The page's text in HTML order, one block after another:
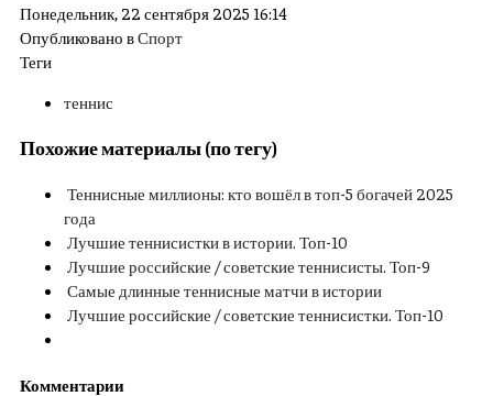
Понедельник, 22 сентября 2025 16:14
Опубликовано вСпорт
Теги
теннис
Похожие материалы (по тегу)
Теннисные миллионы: кто вошёл в топ-5 богачей 2025
года
Лучшие теннисистки в истории. Топ-10
Лучшие российские / советские теннисисты. Топ-9
Самые длинные теннисные матчи в истории
Лучшие российские / советские теннисистки. Топ-10
Комментарии